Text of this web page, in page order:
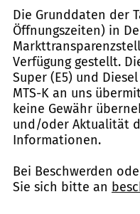
Die Grunddaten der
Öffnungszeiten) in
Verfügung gestellt.
Super (E5) und
MTS-K an uns
keine Gewähr
und/oder Aktualität
Informationen.
Bei Beschwerden
Sie sich bitte an